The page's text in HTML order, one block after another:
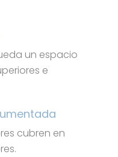
un espacio
e
cubren en